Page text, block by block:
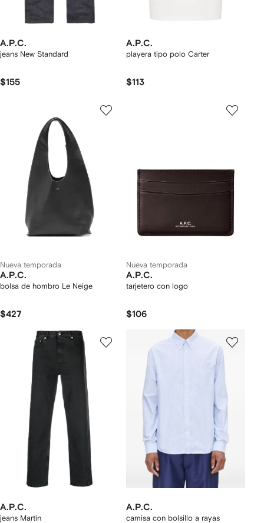
A.P.C.
jeans New Standard
$155
A.P.C.
playera tipo polo Carter
$113
Nueva temporada
A.P.C.
bolsa de hombro Le Neige
$427
Nueva temporada
A.P.C.
tarjetero con logo
$106
A.P.C.
jeans Martin
A.P.C.
camisa con bolsillo a rayas